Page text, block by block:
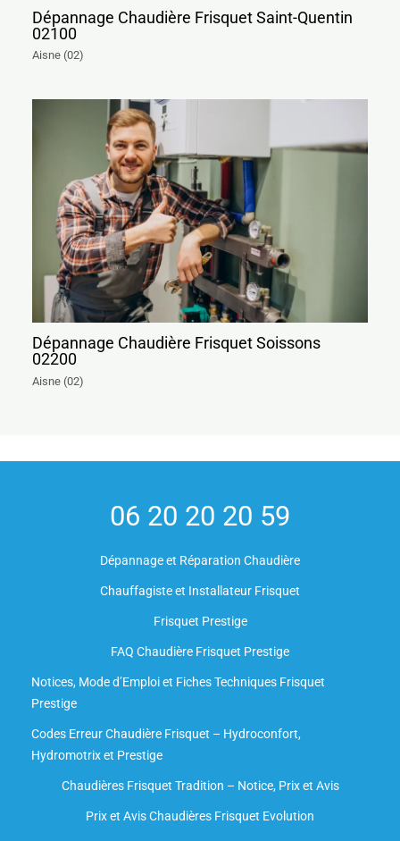
Dépannage Chaudière Frisquet Saint-Quentin
02100
Aisne (02)
Dépannage Chaudière Frisquet Soissons
02200
Aisne (02)
06 20 20 20 59
Dépannage et Réparation Chaudière
Chauffagiste et Installateur Frisquet
Frisquet Prestige
FAQ Chaudière Frisquet Prestige
Notices, Mode d’Emploi et Fiches Techniques Frisquet
Prestige
Codes Erreur Chaudière Frisquet – Hydroconfort,
Hydromotrix et Prestige
Chaudières Frisquet Tradition – Notice, Prix et Avis
Prix et Avis Chaudières Frisquet Evolution